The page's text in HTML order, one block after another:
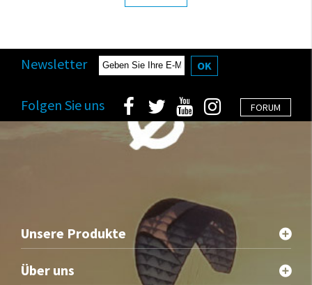
Newsletter OK
FORUM
Folgen Sie uns
Unsere Produkte
Über uns